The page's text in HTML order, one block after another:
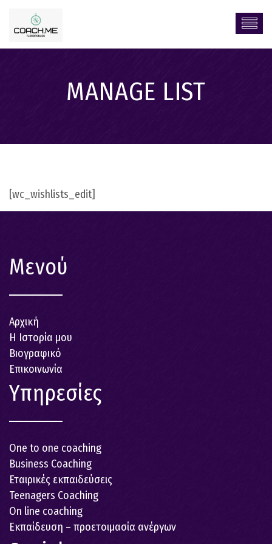
MANAGE LIST
[wc_wishlists_edit]
Μενού
Αρχική
Η Ιστορία μου
Βιογραφικό
Επικοινωνία
Υπηρεσίες
One to one coaching
Business Coaching
Εταιρικές εκπαιδεύσεις
Teenagers Coaching
On line coaching
Εκπαίδευση – προετοιμασία ανέργων